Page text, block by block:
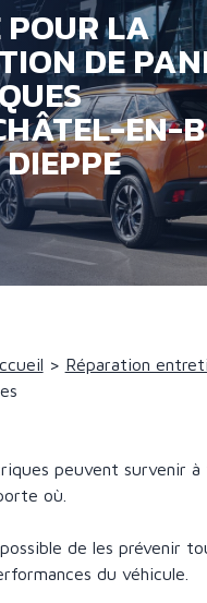
POUR LA
DE
EN-
DIEPPE
> Réparation
peuvent survenir
où.
de les prévenir
du véhicule.